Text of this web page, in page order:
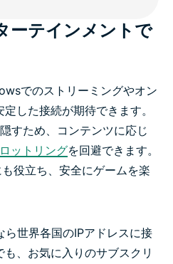
ーテインメントで
でのストリーミングやオン
した接続が期待できます。
すため、コンテンツに応じ
ットリングを回避できます。
役立ち、安全にゲームを楽
ら世界各国のIPアドレスに接
、お気に入りのサブスクリ